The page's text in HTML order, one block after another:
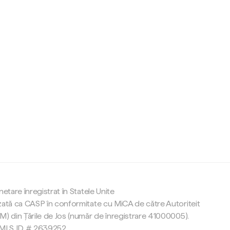
înregistrat în Statele Unite
ca CASP în conformitate cu MiCA de către Autoriteit
din Țările de Jos (număr de înregistrare 41000005).